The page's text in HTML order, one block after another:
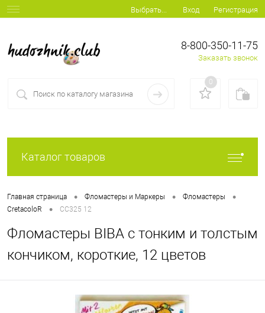
Выбрать... Вход Регистрация
8-800-350-11-75
Заказать звонок
0
Каталог товаров
Главная страница • Фломастеры и Маркеры • Фломастеры •
CretacoloR • CC325 12
Фломастеры BIBA с тонким и толстым
кончиком, короткие, 12 цветов